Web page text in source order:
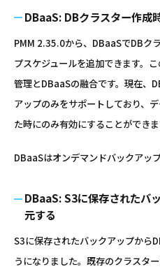
DBaaS: DBクラスター作成
PMM 2.35.0から、DBaaSでDBク
プスケジュールを追加できます。
管理とDBaaSの融合です。現在、
アップのみをサポートしており、
た時にのみ有効にすることができま
DBaaSはオンデマンドバックアッ
DBaaS: S3に保存されたバ
元する
S3に保存されたバックアップから
うになりました。既存のクラスタ